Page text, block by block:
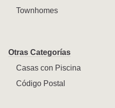
Townhomes
Otras Categorías
Casas con Piscina
Código Postal